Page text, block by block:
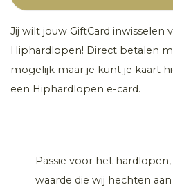
Jij wilt jouw GiftCard inwisselen
Hiphardlopen! Direct betalen
mogelijk maar je kunt je kaart
een Hiphardlopen e-card.
Passie voor het
waarde die wij hechten